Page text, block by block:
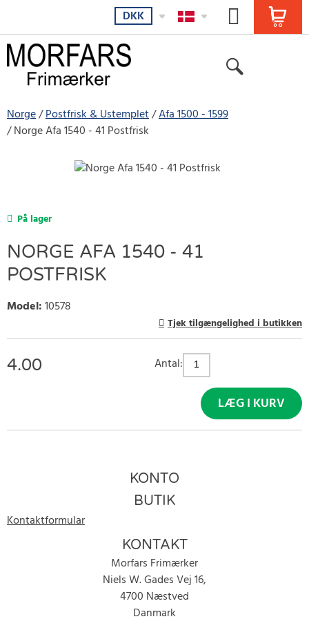
DKK
Norge Postfrisk & Ustemplet Afa 1500 - 1599
Norge Afa 1540 - 41 Postfrisk
På lager
NORGE AFA 1540 - 41
POSTFRISK
Model:10578
Tjek tilgængelighed i butikken
4.00 Antal:
LÆG I KURV
KONTO
BUTIK
Kontaktformular
KONTAKT
Morfars Frimærker
Niels W. Gades Vej 16,
4700 Næstved
Danmark